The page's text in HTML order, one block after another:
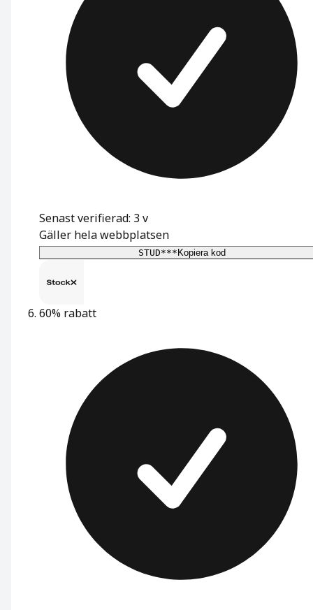
Senast verifierad: 3 v
Gäller hela webbplatsen
STUD***Kopiera kod
60% rabatt